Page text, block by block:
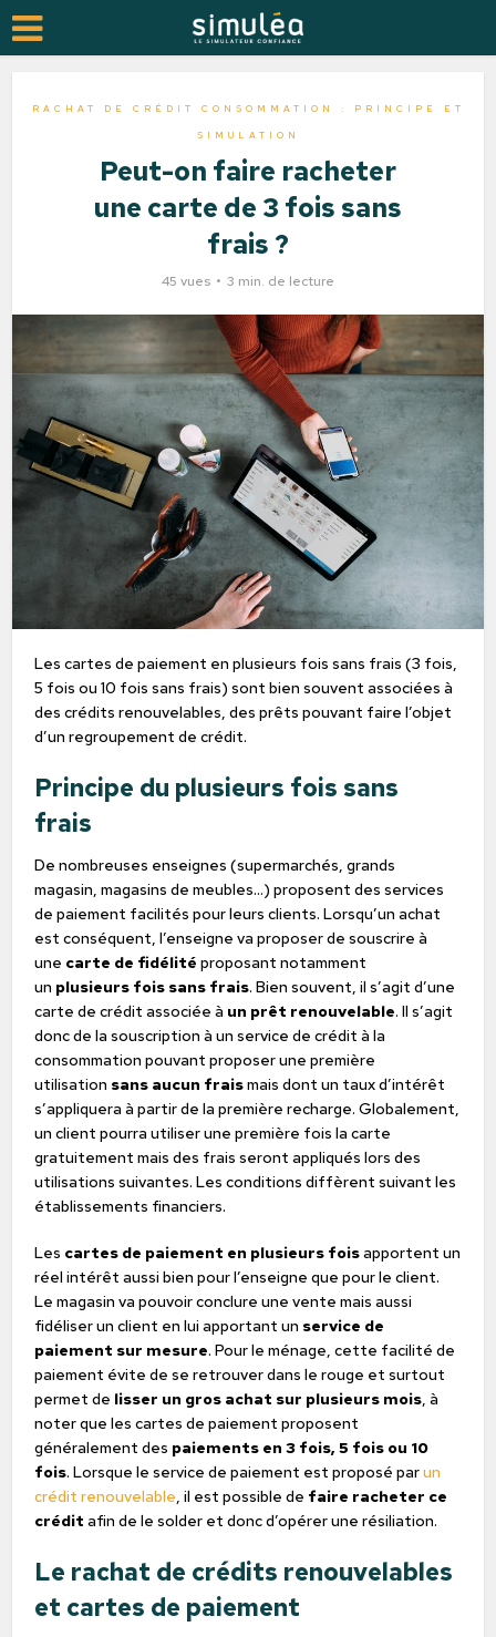
RACHAT DE CRÉDIT CONSOMMATION : PRINCIPE ET
SIMULATION
Peut-on faire racheter
une carte de 3 fois sans
frais ?
45 vues 3 min. de lecture
Les cartes de paiement en plusieurs fois sans frais (3 fois,
5 fois ou 10 fois sans frais) sont bien souvent associées à
des crédits renouvelables, des prêts pouvant faire l’objet
d’un regroupement de crédit.
Principe du plusieurs fois sans
frais
De nombreuses enseignes (supermarchés, grands
magasin, magasins de meubles…) proposent des services
de paiement facilités pour leurs clients. Lorsqu’un achat
est conséquent, l’enseigne va proposer de souscrire à
une carte de fidélité proposant notamment
un plusieurs fois sans frais. Bien souvent, il s’agit d’une
carte de crédit associée à un prêt renouvelable. Il s’agit
donc de la souscription à un service de crédit à la
consommation pouvant proposer une première
utilisation sans aucun fraismais dont un taux d’intérêt
s’appliquera à partir de la première recharge. Globalement,
un client pourra utiliser une première fois la carte
gratuitement mais des frais seront appliqués lors des
utilisations suivantes. Les conditions diffèrent suivant les
établissements financiers.
Les cartes de paiement en plusieurs foisapportent un
réel intérêt aussi bien pour l’enseigne que pour le client.
Le magasin va pouvoir conclure une vente mais aussi
fidéliser un client en lui apportant un service de
paiement sur mesure. Pour le ménage, cette facilité de
paiement évite de se retrouver dans le rouge et surtout
permet de lisser un gros achat sur plusieurs mois, à
noter que les cartes de paiement proposent
généralement des paiements en 3 fois, 5 fois ou 10
fois. Lorsque le service de paiement est proposé parun
crédit renouvelable, il est possible de faire racheter ce
crédit afin de le solder et donc d’opérer une résiliation.
Le rachat de crédits renouvelables
et cartes de paiement